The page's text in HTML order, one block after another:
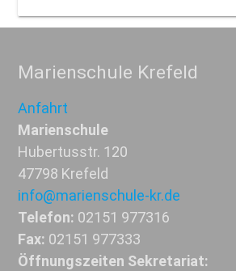
Marienschule Krefeld
Anfahrt
Marienschule
Hubertusstr. 120
47798 Krefeld
info@marienschule-kr.de
Telefon: 02151 977316
Fax: 02151 977333
Öffnungszeiten Sekretariat: